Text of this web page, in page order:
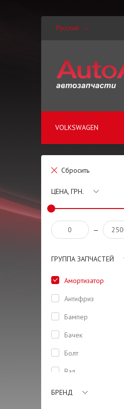
Русский
VOLKSWAGEN
Сбросить
ЦЕНА, ГРН.
—
ГРУППА ЗАПЧАСТЕЙ
Амортизатор
Антифриз
Бампер
Бачек
Болт
Вал
Втулка
БРЕНД